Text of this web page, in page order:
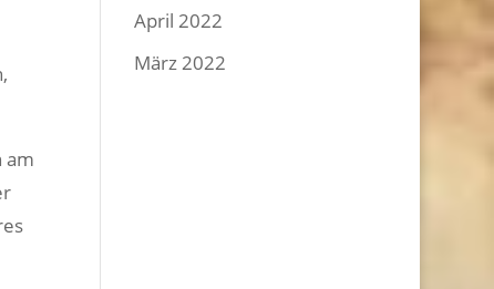
am
April 2022
März 2022